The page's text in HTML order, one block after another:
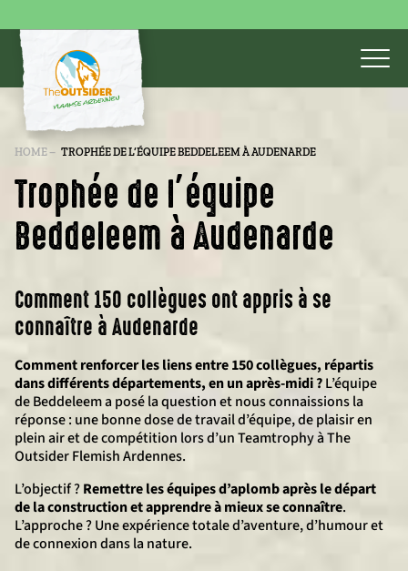
HOME – TROPHÉE DE L’ÉQUIPE BEDDELEEM À AUDENARDE
Trophée de l’équipe
Beddeleem à Audenarde
Comment 150 collègues ont appris à se
connaître à Audenarde
Comment renforcer les liens entre 150 collègues, répartis
dans différents départements, en un après-midi ?L’équipe
de Beddeleem a posé la question et nous connaissions la
réponse : une bonne dose de travail d’équipe, de plaisir en
plein air et de compétition lors d’un Teamtrophy à The
Outsider Flemish Ardennes.
L’objectif ?Remettre les équipes d’aplomb après le départ
de la construction et apprendre à mieux se connaître.
L’approche ? Une expérience totale d’aventure, d’humour et
de connexion dans la nature.